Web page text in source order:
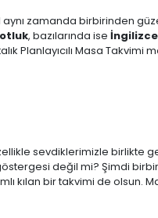
zamanda birbirinden güzel
, bazılarında ise
Planlayıcılı Masa Takvimi
sevdiklerimizle birlikte
değil mi? Şimdi
bir takvimi de olsun.